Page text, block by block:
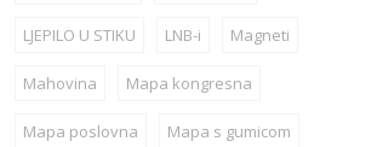
LJEPILO U STIKU LNB-i Magneti
Mahovina Mapa kongresna
Mapa poslovna Mapa s gumicom